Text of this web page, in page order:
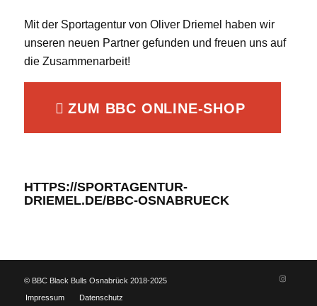
Mit der Sportagentur von Oliver Driemel haben wir
unseren neuen Partner gefunden und freuen uns auf
die Zusammenarbeit!
ZUM BBC ONLINE-SHOP
HTTPS://SPORTAGENTUR-
DRIEMEL.DE/BBC-OSNABRUECK
© BBC Black Bulls Osnabrück 2018-2025
Impressum
Datenschutz